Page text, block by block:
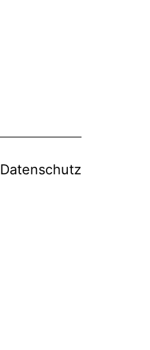
Datenschutz